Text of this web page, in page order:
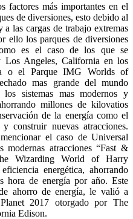
factores más importantes en el
de diversiones, esto debido al
las cargas de trabajo extremas
ello los parques de diversiones
es el caso de los que se
Los Angeles, California en los
o el Parque IMG Worlds of
mas grande del mundo
sistemas mas modernos y
millones de kilovatios
de la energía como el
construir nuevas atracciones.
el caso de Universal
atracciones “Fast &
Wizarding World of Harry
energética, ahorrando
hora de energía por año. Este
ahorro de energía, le valió a
2017 otorgado por The
Edison.